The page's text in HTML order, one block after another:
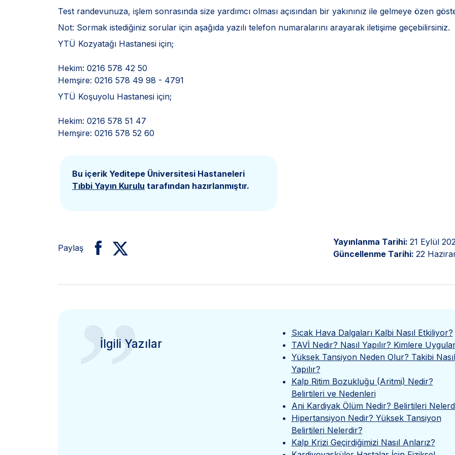
Test randevunuza, işlem sonrasında size yardımcı olması açısından bir yakınınız ile gelmeye özen
Not: Sormak istediğiniz sorular için aşağıda yazılı telefon numaralarını arayarak iletişime geçebilirsiniz.
YTÜ Kozyatağı Hastanesi için;
Hekim: 0216 578 42 50
Hemşire: 0216 578 49 98 - 4791
YTÜ Koşuyolu Hastanesi için;
Hekim: 0216 578 51 47
Hemşire: 0216 578 52 60
Bu içerik Yeditepe Üniversitesi Hastaneleri
Tıbbi Yayın Kurulu tarafından hazırlanmıştır.
Paylaş
Yayınlanma Tarihi: 21 Eylül
Güncellenme Tarihi: 22
”
İlgili Yazılar
Sıcak Hava Dalgaları Kalbi Nasıl Etkiliyor?
TAVİ Nedir? Nasıl Yapılır? Kimlere
Yüksek Tansiyon Neden Olur? Takibi Nasıl
Yapılır?
Kalp Ritim Bozukluğu (Aritmi) Nedir?
Belirtileri ve Nedenleri
Ani Kardiyak Ölüm Nedir? Belirtileri
Hipertansiyon Nedir? Yüksek Tansiyon
Belirtileri Nelerdir?
Kalp Krizi Geçirdiğimizi Nasıl Anlarız?